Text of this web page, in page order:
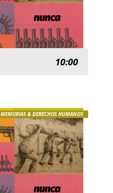
10:00
MEMORIAS & DERECHOS HUMANOS